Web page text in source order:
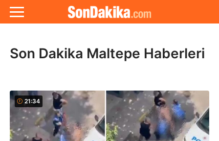
Son Dakika Maltepe Haberleri
21:34